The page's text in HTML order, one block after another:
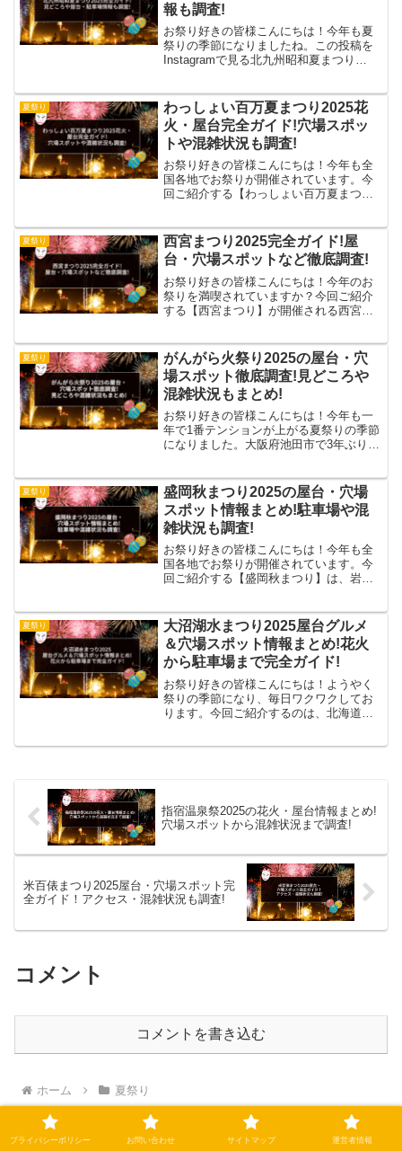
報も調査!
お祭り好きの皆様こんにちは！今年も夏
祭りの季節になりましたね。この投稿を
Instagramで見る北九州昭和夏まつり
は、1973年に「まつり北九州」として
始...
夏祭り
わっしょい百万夏まつり2025花
火・屋台完全ガイド!穴場スポッ
トや混雑状況も調査!
お祭り好きの皆様こんにちは！今年も全
国各地でお祭りが開催されています。今
回ご紹介する【わっしょい百万夏まつ
百万夏まつりのCM動画が完成しました👏
リバーウォーク北九州向か...
夏祭り
西宮まつり2025完全ガイド!屋
台・穴場スポットなど徹底調査!
お祭り好きの皆様こんにちは！今年のお
祭りを満喫されていますか？今回ご紹介
する【西宮まつり】が開催される西宮神
宮市 西宮まつり#西宮市#西宮神社#西宮
まつり#若戎会#だん...
夏祭り
がんがら火祭り2025の屋台・穴
場スポット徹底調査!見どころや
混雑状況もまとめ!
お祭り好きの皆様こんにちは！今年も一
年で1番テンションが上がる夏祭りの季節
になりました。大阪府池田市で3年ぶりに
ら続いており家内安全・火難厄除けを願
って始まったとさ...
夏祭り
盛岡秋まつり2025の屋台・穴場
スポット情報まとめ!駐車場や混
雑状況も調査!
お祭り好きの皆様こんにちは！今年も全
国各地でお祭りが開催されています。今
回ご紹介する【盛岡秋まつり】は、岩手
まつり」開催日：9/14(日)-9/16(火)3日間
開催され...
夏祭り
大沼湖水まつり2025屋台グルメ
＆穴場スポット情報まとめ!花火
から駐車場まで完全ガイド!
お祭り好きの皆様こんにちは！ようやく
祭りの季節になり、毎日ワクワクしてお
ります。今回ご紹介するのは、北海道七
指宿温泉祭2025の花火・屋台情報まとめ!
穴場スポットから混雑状況まで調査!
米百俵まつり2025屋台・穴場スポット完
全ガイド！アクセス・混雑状況も調査!
コメント
コメントを書き込む
ホーム 夏祭り
プライバシーポリシー お問い合わせ サイトマップ 運営者情報